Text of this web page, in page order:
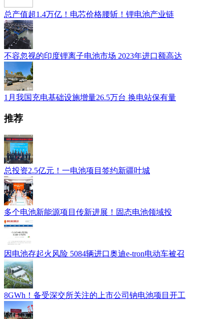
总产值超1.4万亿！电芯价格腰斩！锂电池产业链
不容忽视的印度锂离子电池市场 2023年进口额高达
1月我国充电基础设施增量26.5万台 换电站保有量
推荐
总投资2.5亿元！一电池项目签约新疆叶城
多个电池新能源项目传新进展！固态电池领域投
因电池存起火风险 5084辆进口奥迪e-tron电动车被召
8GWh！备受深交所关注的上市公司钠电池项目开工